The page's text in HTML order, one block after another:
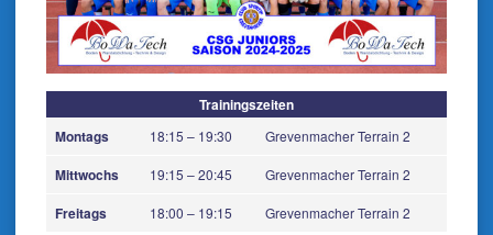
Trainingszeiten
Montags
18:15 – 19:30 Grevenmacher Terrain 2
Mittwochs 19:15 – 20:45 Grevenmacher Terrain 2
Freitags 18:00 – 19:15 Grevenmacher Terrain 2